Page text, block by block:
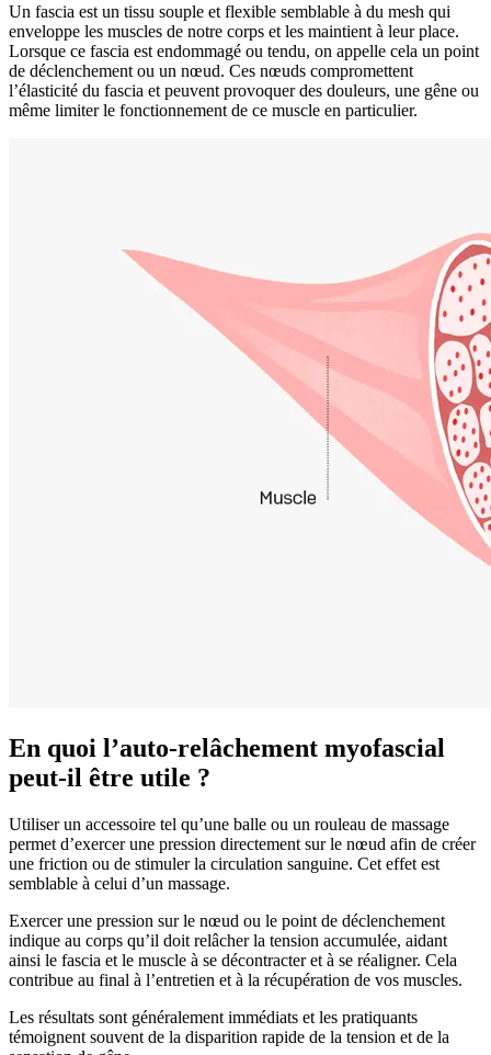
Un fascia est un tissu souple et flexible semblable à du mesh qui
enveloppe les muscles de notre corps et les maintient à leur place.
Lorsque ce fascia est endommagé ou tendu, on appelle cela un point
de déclenchement ou un nœud. Ces nœuds compromettent
l’élasticité du fascia et peuvent provoquer des douleurs, une gêne ou
même limiter le fonctionnement de ce muscle en particulier.
En quoi l’auto-relâchement myofascial
peut-il être utile ?
Utiliser un accessoire tel qu’une balle ou un rouleau de massage
permet d’exercer une pression directement sur le nœud afin de créer
une friction ou de stimuler la circulation sanguine. Cet effet est
semblable à celui d’un massage.
Exercer une pression sur le nœud ou le point de déclenchement
indique au corps qu’il doit relâcher la tension accumulée, aidant
ainsi le fascia et le muscle à se décontracter et à se réaligner. Cela
contribue au final à l’entretien et à la récupération de vos muscles.
Les résultats sont généralement immédiats et les pratiquants
témoignent souvent de la disparition rapide de la tension et de la